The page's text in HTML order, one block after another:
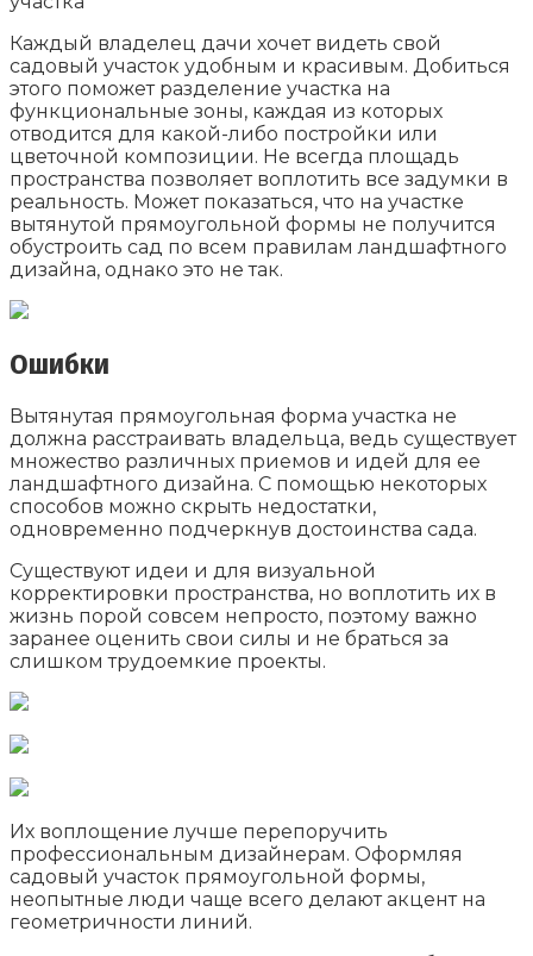
Каждый владелец дачи хочет видеть свой
садовый участок удобным и красивым. Добиться
этого поможет разделение участка на
функциональные зоны, каждая из которых
отводится для какой-либо постройки или
цветочной композиции. Не всегда площадь
пространства позволяет воплотить все задумки в
реальность. Может показаться, что на участке
вытянутой прямоугольной формы не получится
обустроить сад по всем правилам ландшафтного
дизайна, однако это не так.
Ошибки
Вытянутая прямоугольная форма участка не
должна расстраивать владельца, ведь существует
множество различных приемов и идей для ее
ландшафтного дизайна. С помощью некоторых
способов можно скрыть недостатки,
одновременно подчеркнув достоинства сада.
Существуют идеи и для визуальной
корректировки пространства, но воплотить их в
жизнь порой совсем непросто, поэтому важно
заранее оценить свои силы и не браться за
слишком трудоемкие проекты.
Их воплощение лучше перепоручить
профессиональным дизайнерам. Оформляя
садовый участок прямоугольной формы,
неопытные люди чаще всего делают акцент на
геометричности линий.